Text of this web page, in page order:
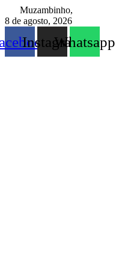
para
conteúdo
Muzambinho,
8 de agosto, 2026
InstagramWhatsapp